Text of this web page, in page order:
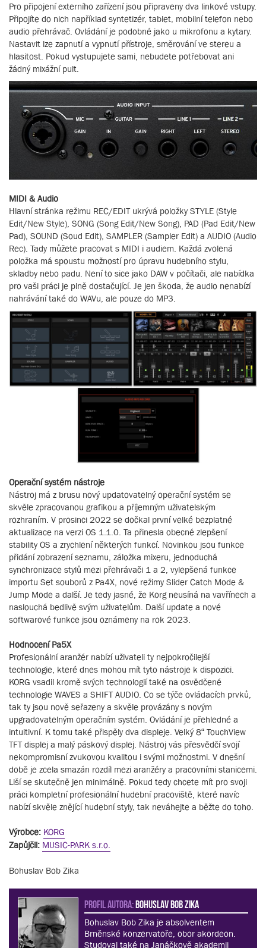
Pro připojení externího zařízení jsou připraveny dva linkové vstupy.
Připojíte do nich například syntetizér, tablet, mobilní telefon nebo
audio přehrávač. Ovládání je podobné jako u mikrofonu a kytary.
Nastavit lze zapnutí a vypnutí přístroje, směrování ve stereu a
hlasitost. Pokud vystupujete sami, nebudete potřebovat ani
žádný mixážní pult.
MIDI & Audio
Hlavní stránka režimu REC/EDIT ukrývá položky STYLE (Style
Edit/New Style), SONG (Song Edit/New Song), PAD (Pad Edit/New
Pad), SOUND (Soud Edit), SAMPLER (Sampler Edit) a AUDIO (Audio
Rec). Tady můžete pracovat s MIDI i audiem. Každá zvolená
položka má spoustu možností pro úpravu hudebního stylu,
skladby nebo padu. Není to sice jako DAW v počítači, ale nabídka
pro vaši práci je plně dostačující. Je jen škoda, že audio nenabízí
nahrávání také do WAVu, ale pouze do MP3.
Operační systém nástroje
Nástroj má z brusu nový updatovatelný operační systém se
skvěle zpracovanou grafikou a příjemným uživatelským
rozhraním. V prosinci 2022 se dočkal první velké bezplatné
aktualizace na verzi OS 1.1.0. Ta přinesla obecné zlepšení
stability OS a zrychlení některých funkcí. Novinkou jsou funkce
přidání zobrazení seznamu, záložka mixeru, jednoduchá
synchronizace stylů mezi přehrávači 1 a 2, vylepšená funkce
importu Set souborů z Pa4X, nové režimy Slider Catch Mode &
Jump Mode a další. Je tedy jasné, že Korg neusíná na vavřínech a
naslouchá bedlivě svým uživatelům. Další update a nové
softwarové funkce jsou oznámeny na rok 2023.
Hodnocení Pa5X
Profesionální aranžér nabízí uživateli ty nejpokročilejší
technologie, které dnes mohou mít tyto nástroje k dispozici.
KORG vsadil kromě svých technologií také na osvědčené
technologie WAVES a SHIFT AUDIO. Co se týče ovládacích prvků,
tak ty jsou nově seřazeny a skvěle provázány s novým
upgradovatelným operačním systém. Ovládání je přehledné a
intuitivní. K tomu také přispěly dva displeje. Velký 8“ TouchView
TFT displej a malý páskový displej. Nástroj vás přesvědčí svojí
nekompromisní zvukovou kvalitou i svými možnostmi. V dnešní
době je zcela smazán rozdíl mezi aranžéry a pracovními stanicemi.
Liší se skutečně jen minimálně. Pokud tedy chcete mít pro svoji
práci kompletní profesionální hudební pracoviště, které navíc
nabízí skvěle znějící hudební styly, tak neváhejte a běžte do toho.
Výrobce: KORG
Zapůjčil: MUSIC-PARK s.r.o.
Bohuslav Bob Zika
PROFIL AUTORA:Bohuslav Bob Zika
Bohuslav Bob Zika je absolventem
Brněnské konzervatoře, obor akordeon.
Studoval také na Janáčkově akademii